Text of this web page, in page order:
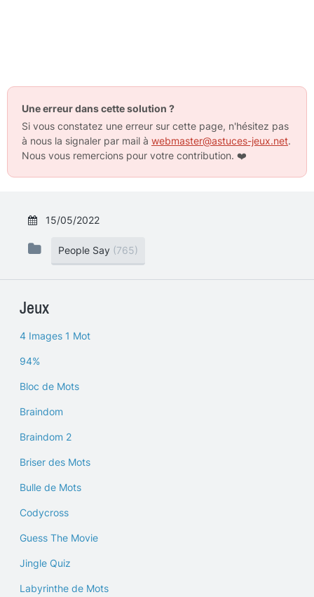
Une erreur dans cette solution ?
Si vous constatez une erreur sur cette page, n'hésitez pas
à nous la signaler par mail à webmaster@astuces-jeux.net.
Nous vous remercions pour votre contribution. ❤️
15/05/2022
People Say (765)
Jeux
4 Images 1 Mot
94%
Bloc de Mots
Braindom
Braindom 2
Briser des Mots
Bulle de Mots
Codycross
Guess The Movie
Jingle Quiz
Labyrinthe de Mots